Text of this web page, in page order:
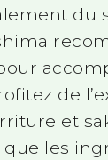
du
de
et
les